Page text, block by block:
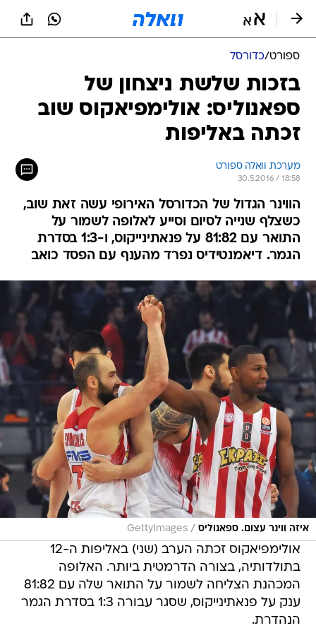
ספורט/כדורסל
בזכות שלשת ניצחון של
ספאנוליס: אולימפיאקוס שוב
זכתה באליפות
מערכת וואלה ספורט
30.5.2016 / 18:58
הווינר הגדול של הכדורסל האירופי עשה זאת שוב,
כשצלף שנייה לסיום וסייע לאלופה לשמור על
התואר עם 81:82 על פנאתינייקוס, ו-1:3 בסדרת
הגמר. דיאמנטידיס נפרד מהענף עם הפסד כואב
איזה ווינר עצום. ספאנוליס /
GettyImages
אולימפיאקוס זכתה הערב (שני) באליפות ה-12
בתולדותיה, בצורה הדרמטית ביותר. האלופה
המכהנת הצליחה לשמור על התואר שלה עם 81:82
ענק על פנאתינייקוס, שסגר עבורה 1:3 בסדרת הגמר
הנהדרת.